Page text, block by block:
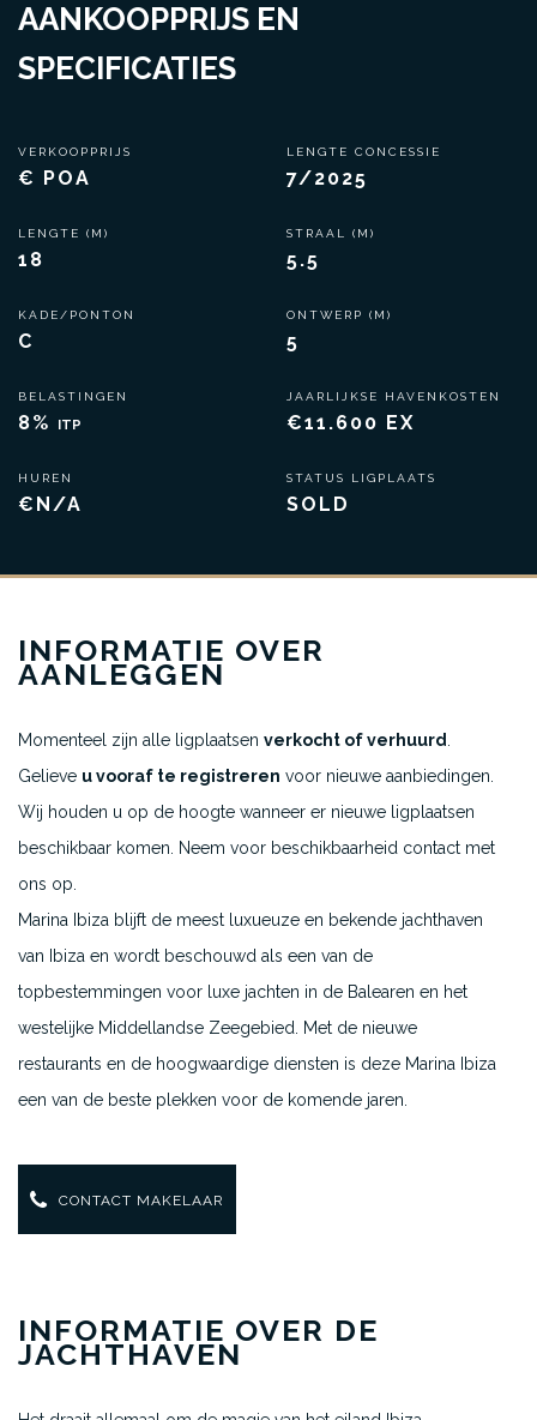
AANKOOPPRIJS EN
SPECIFICATIES
VERKOOPPRIJS
€ POA
LENGTE (M)
18
KADE/PONTON
C
BELASTINGEN
8% ITP
HUREN
€N/A
LENGTE CONCESSIE
7/2025
STRAAL (M)
5.5
ONTWERP (M)
5
JAARLIJKSE HAVENKOSTEN
€11.600 EX
STATUS LIGPLAATS
SOLD
INFORMATIE OVER
AANLEGGEN
Momenteel zijn alle ligplaatsen verkocht of verhuurd
Gelieve u vooraf te registreren voor nieuwe aanbiedingen.
Wij houden u op de hoogte wanneer er nieuwe ligplaatsen
beschikbaar komen. Neem voor beschikbaarheid contact met
ons op.
Marina Ibiza blijft de meest luxueuze en bekende jachthaven
van Ibiza en wordt beschouwd als een van de
topbestemmingen voor luxe jachten in de Balearen en het
westelijke Middellandse Zeegebied. Met de nieuwe
restaurants en de hoogwaardige diensten is deze Marina Ibiza
een van de beste plekken voor de komende jaren.
CONTACT MAKELAAR
INFORMATIE OVER DE
JACHTHAVEN